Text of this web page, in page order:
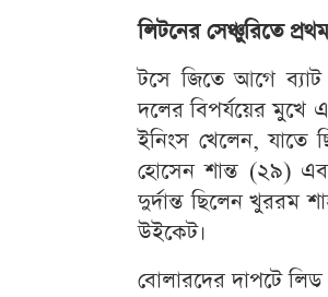
লিটনের সেঞ্চুরিতে
টসে জিতে আগে
দলের বিপর্যয়ের মুখে
ইনিংস খেলেন, যাতে
হোসেন শান্ত (২৯)
দুর্দান্ত ছিলেন খুররম
উইকেট।
বোলারদের দাপটে